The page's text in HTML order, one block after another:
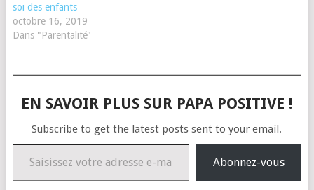
soi des enfants
octobre 16, 2019
Dans "Parentalité"
EN SAVOIR PLUS SUR PAPA POSITIVE !
Subscribe to get the latest posts sent to your email.
Saisissez votre adresse e-mail…
Abonnez-vous